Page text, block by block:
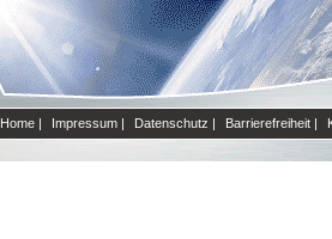
Home | Impressum | Datenschutz | Barrierefreiheit |